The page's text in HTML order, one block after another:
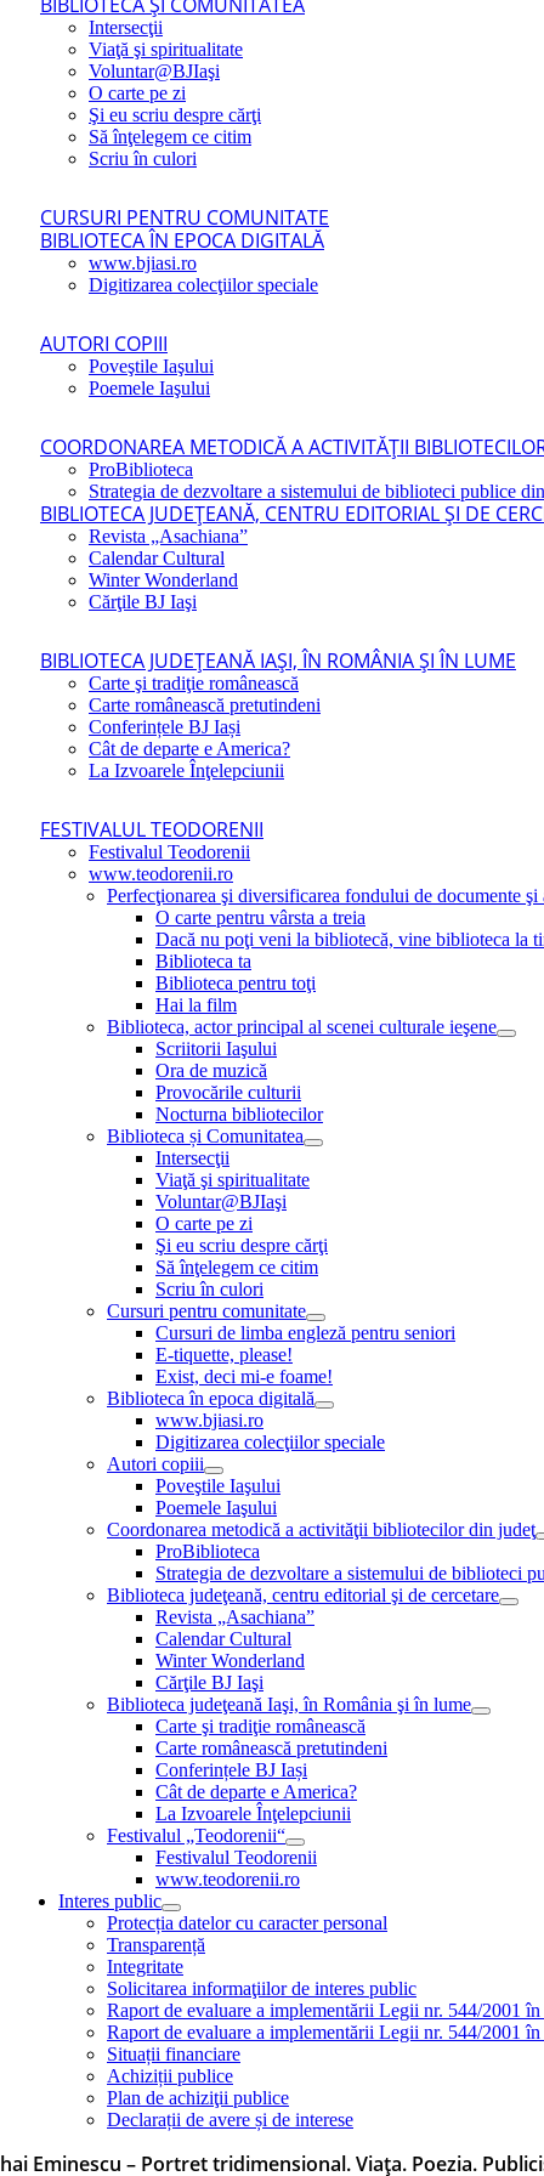
Intersecţii
Viaţă şi spiritualitate
Voluntar@BJIaşi
O carte pe zi
Şi eu scriu despre cărţi
Să înţelegem ce citim
Scriu în culori
CURSURI PENTRU COMUNITATE
BIBLIOTECA ÎN EPOCA DIGITALĂ
www.bjiasi.ro
Digitizarea colecţiilor speciale
AUTORI COPIII
Poveştile Iaşului
Poemele Iaşului
COORDONAREA METODICĂ A ACTIVITĂŢII
ProBiblioteca
Strategia de dezvoltare a sistemului de biblioteci publice
BIBLIOTECA JUDEŢEANĂ, CENTRU EDITORIAL ŞI DE
Revista „Asachiana”
Calendar Cultural
Winter Wonderland
Cărţile BJ Iaşi
BIBLIOTECA JUDEŢEANĂ IAŞI, ÎN ROMÂNIA ŞI ÎN LUME
Carte şi tradiţie românească
Carte românească pretutindeni
Conferințele BJ Iași
Cât de departe e America?
La Izvoarele Înţelepciunii
FESTIVALUL TEODORENII
Festivalul Teodorenii
www.teodorenii.ro
Perfecţionarea şi diversificarea fondului de documente
O carte pentru vârsta a treia
Dacă nu poţi veni la bibliotecă, vine biblioteca la
Biblioteca ta
Biblioteca pentru toţi
Hai la film
Biblioteca, actor principal al scenei culturale ieşene
Scriitorii Iaşului
Ora de muzică
Provocările culturii
Nocturna bibliotecilor
Biblioteca și Comunitatea
Intersecţii
Viaţă şi spiritualitate
Voluntar@BJIaşi
O carte pe zi
Şi eu scriu despre cărţi
Să înţelegem ce citim
Scriu în culori
Cursuri pentru comunitate
Cursuri de limba engleză pentru seniori
E-tiquette, please!
Exist, deci mi-e foame!
Biblioteca în epoca digitală
www.bjiasi.ro
Digitizarea colecţiilor speciale
Autori copiii
Poveştile Iaşului
Poemele Iaşului
Coordonarea metodică a activităţii bibliotecilor din judeţ
ProBiblioteca
Strategia de dezvoltare a sistemului de biblioteci
Biblioteca judeţeană, centru editorial şi de cercetare
Revista „Asachiana”
Calendar Cultural
Winter Wonderland
Cărţile BJ Iaşi
Biblioteca judeţeană Iaşi, în România şi în lume
Carte şi tradiţie românească
Carte românească pretutindeni
Conferințele BJ Iași
Cât de departe e America?
La Izvoarele Înţelepciunii
Festivalul „Teodorenii“
Festivalul Teodorenii
www.teodorenii.ro
Interes public
Protecția datelor cu caracter personal
Transparență
Integritate
Solicitarea informaţiilor de interes public
Raport de evaluare a implementării Legii nr. 544/2001
Raport de evaluare a implementării Legii nr. 544/2001
Situații financiare
Achiziții publice
Plan de achiziţii publice
Declarații de avere și de interese
Eminescu – Portret tridimensional. Viața. Poezia.